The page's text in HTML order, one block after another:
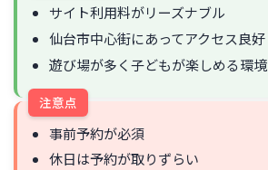
サイト利用料がリーズナブル
仙台市中心街にあってアクセス良好
遊び場が多く子どもが楽しめる環境
注意点
事前予約が必須
休日は予約が取りずらい